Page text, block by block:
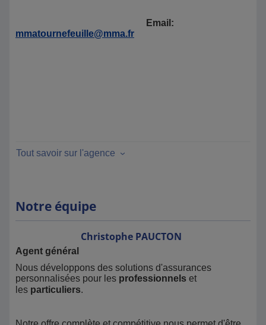
Email:
mmatournefeuille@mma.fr
Tout savoir sur l'agence
Notre équipe
Christophe PAUCTON
Agent général
Nous développons des solutions d'assurances
personnalisées pour les professionnels et
les particuliers.